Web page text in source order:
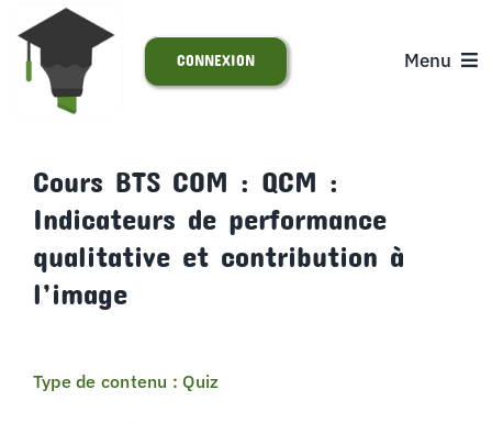
Passer
contenu
Menu
S’INSCRIRE
ACTUALITÉS
CONNEXION
Cours BTS COM : QCM :
Indicateurs de performance
qualitative et contribution à
l’image
Type de contenu : Quiz